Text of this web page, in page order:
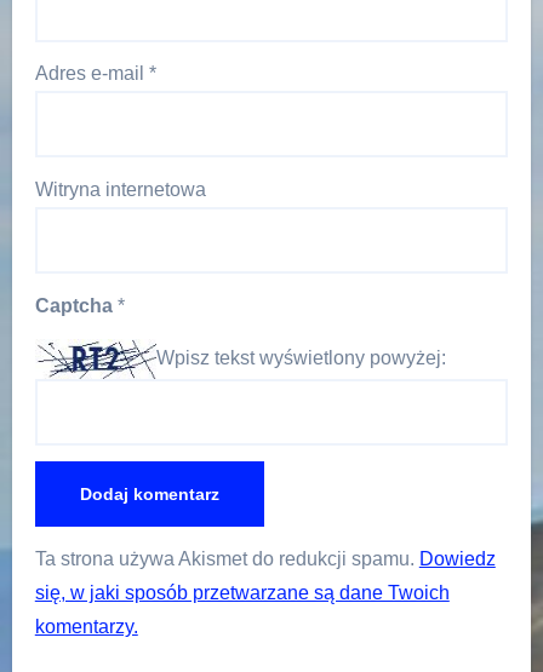
Adres e-mail *
Witryna internetowa
Captcha *
Wpisz tekst wyświetlony powyżej:
Ta strona używa Akismet do redukcji spamu. Dowiedz
się, w jaki sposób przetwarzane są dane Twoich
komentarzy.